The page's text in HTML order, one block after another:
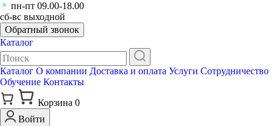
пн-пт 09.00-18.00
сб-вс выходной
Обратный звонок
Каталог
Каталог О компании Доставка и оплата Услуги Сотрудничество
Обучение Контакты
Корзина 0
Войти